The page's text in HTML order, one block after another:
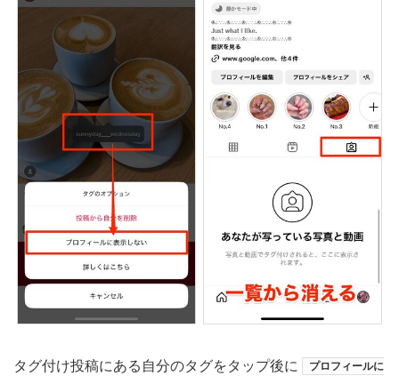
タグ付け投稿にある自分のタグをタップ後に プロフィールに